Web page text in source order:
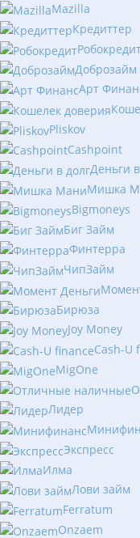
Mazilla
Кредиттер
Доброзайм
Арт
Pliskov
Cashpoint
Деньги
Мишка
Bigmoneys
Биг Займ
Финтерра
ЧипЗайм
Бирюза
Joy Money
Cash-U
MigOne
Лидер
Экспресс
Илма
Лови займ
Ferratum
Onzaem